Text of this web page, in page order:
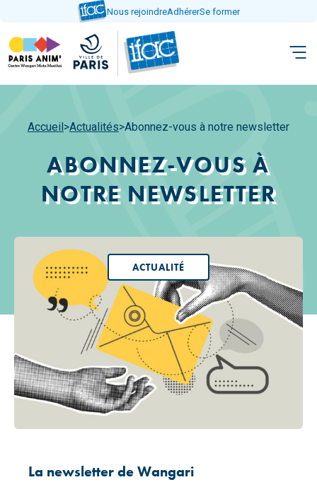
contenu
Nous rejoindreAdhérerSe former
Accueil>Actualités>Abonnez-vous à notre newsletter
ABONNEZ-VOUS À
NOTRE NEWSLETTER
ACTUALITÉ
La newsletter de Wangari